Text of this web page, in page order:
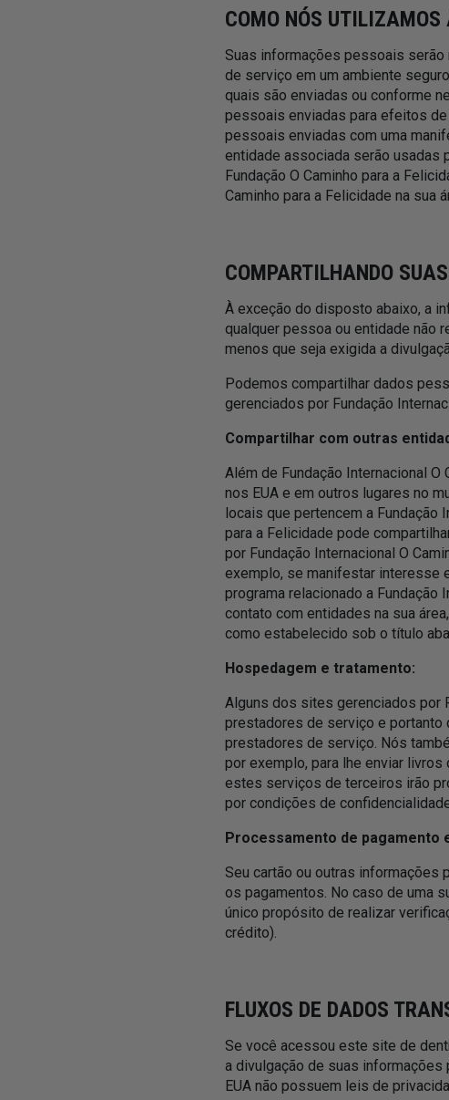
COMO NÓS
Suas informações pessoais serão
de serviço em um ambiente
quais são enviadas ou conforme
pessoais enviadas para efeitos
pessoais enviadas com uma
entidade associada serão usadas
Fundação O Caminho para a
Caminho para a Felicidade na sua
COMPARTILHANDO
À exceção do disposto abaixo, a
qualquer pessoa ou entidade não
menos que seja exigida a
Podemos compartilhar dados
gerenciados por Fundação
Compartilhar com outras
Além de Fundação Internacional
nos EUA e em outros lugares no
locais que pertencem a Fundação
para a Felicidade pode
por Fundação Internacional O
exemplo, se manifestar interesse
programa relacionado a Fundação
contato com entidades na sua
como estabelecido sob o título
Hospedagem e tratamento:
Alguns dos sites gerenciados por
prestadores de serviço e
prestadores de serviço. Nós
por exemplo, para lhe enviar livros
estes serviços de terceiros irão
por condições de
Processamento de pagamento
Seu cartão ou outras informações
os pagamentos. No caso de uma
único propósito de realizar
crédito).
FLUXOS DE DADOS
Se você acessou este site de
a divulgação de suas
EUA não possuem leis de